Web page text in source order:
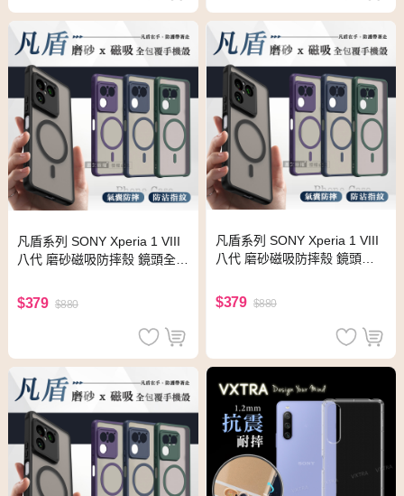
凡盾系列 SONY Xperia 1 VIII
八代 磨砂磁吸防摔殼 鏡頭全包
$379 $880
凡盾系列 SONY Xperia 1 VIII
八代 磨砂磁吸防摔殼 鏡頭全
$379 $880